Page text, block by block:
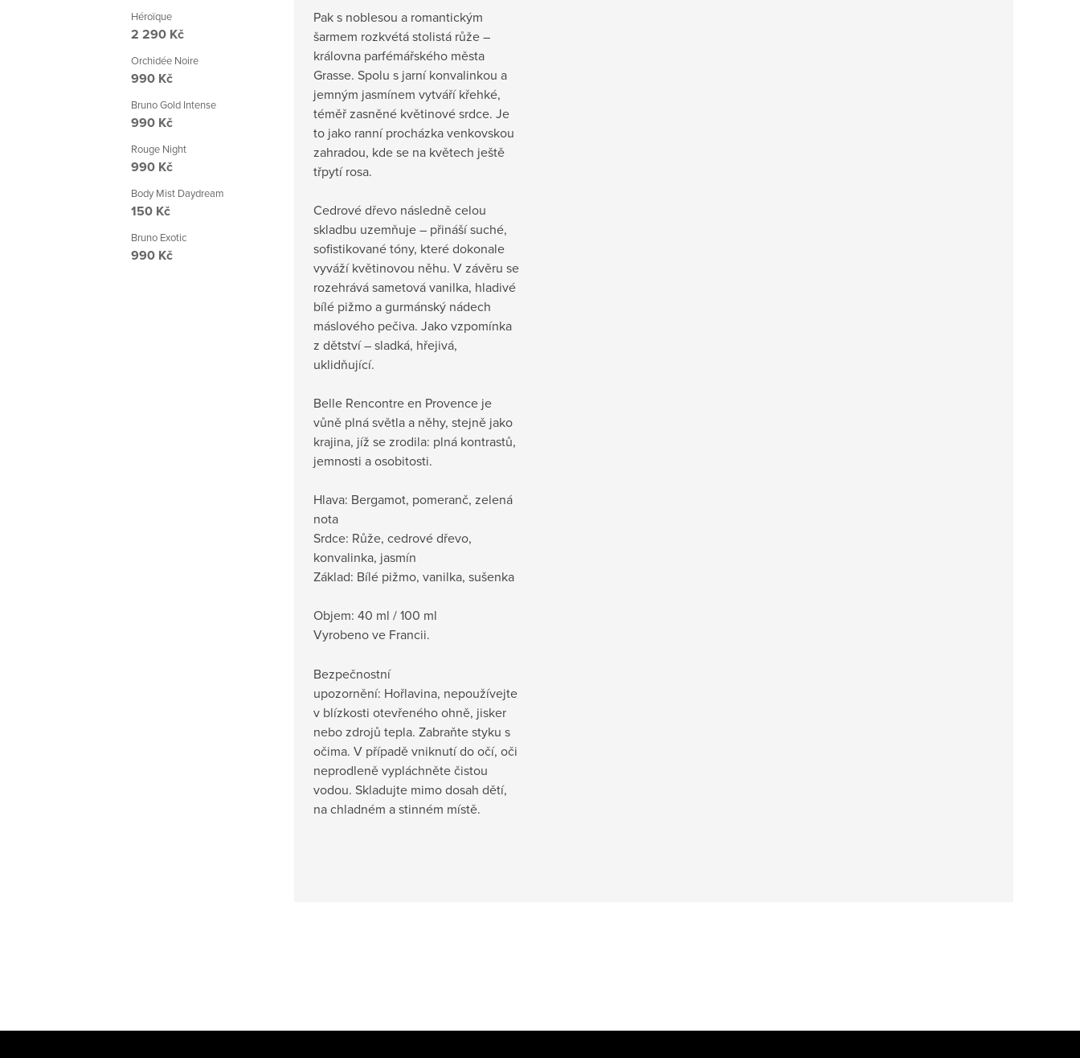
Héroïque
2 290 Kč
Orchidée Noire
990 Kč
Bruno Gold Intense
990 Kč
Rouge Night
990 Kč
Body Mist Daydream
150 Kč
Bruno Exotic
990 Kč
Pak s noblesou a romantickým
šarmem rozkvétá stolistá růže –
královna parfémářského města
Grasse. Spolu s jarní konvalinkou a
jemným jasmínem vytváří křehké,
téměř zasněné květinové srdce. Je
to jako ranní procházka venkovskou
zahradou, kde se na květech ještě
třpytí rosa.
Cedrové dřevo následně celou
skladbu uzemňuje – přináší suché,
sofistikované tóny, které dokonale
vyváží květinovou něhu. V závěru se
rozehrává sametová vanilka, hladivé
bílé pižmo a gurmánský nádech
máslového pečiva. Jako vzpomínka
z dětství – sladká, hřejivá,
uklidňující.
Belle Rencontre en Provence je
vůně plná světla a něhy, stejně jako
krajina, jíž se zrodila: plná kontrastů,
jemnosti a osobitosti.
Hlava: Bergamot, pomeranč, zelená
nota
Srdce: Růže, cedrové dřevo,
konvalinka, jasmín
Základ: Bílé pižmo, vanilka, sušenka
Objem: 40 ml / 100 ml
Vyrobeno ve Francii.
Bezpečnostní
upozornění: Hořlavina, nepoužívejte
v blízkosti otevřeného ohně, jisker
nebo zdrojů tepla. Zabraňte styku s
očima. V případě vniknutí do očí, oči
neprodleně vypláchněte čistou
vodou. Skladujte mimo dosah dětí,
na chladném a stinném místě.